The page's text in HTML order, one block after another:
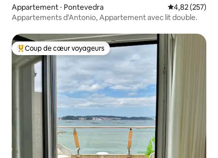
Appartement ⋅ Pontevedra Évaluation
4,82 (257)
Appartements d'Antonio, Appartement avec lit double.
Coups de cœur voyageurs les plus appréciés
Coup de cœur voyageurs